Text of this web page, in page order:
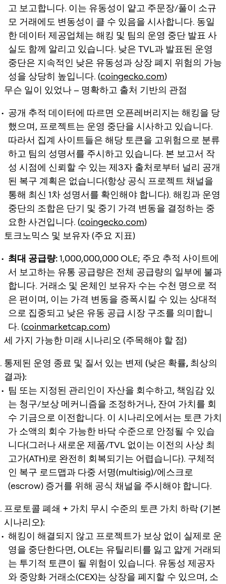
고 보고합니다. 이는 유동성이 얕고 주문장/풀이 소규
모 거래에도 변동성이 클 수 있음을 시사합니다. 동일
한 데이터 제공업체는 해킹 및 팀의 운영 중단 발표 사
실도 함께 알리고 있습니다. 낮은 TVL과 발표된 운영
중단은 지속적인 낮은 유동성과 상장 폐지 위험의 가능
성을 상당히 높입니다. (coingecko.com)
무슨 일이 있었나 – 명확하고 출처 기반의 관점
공개 추적 데이터에 따르면 오픈레버리지는 해킹을 당
했으며, 프로젝트는 운영 중단을 시사하고 있습니다.
따라서 집계 사이트들은 해당 토큰을 고위험으로 분류
하고 팀의 성명서를 주시하고 있습니다. 본 보고서 작
성 시점에 신뢰할 수 있는 제3자 출처로부터 널리 공개
된 복구 계획은 없습니다(항상 공식 프로젝트 채널을
통해 최신 1차 성명서를 확인해야 합니다). 해킹과 운영
중단의 조합은 단기 및 중기 가격 변동을 결정하는 중
요한 사건입니다. (coingecko.com)
토크노믹스 및 보유자 (주요 지표)
최대 공급량:1,000,000,000 OLE; 주요 추적 사이트에
서 보고하는 유통 공급량은 전체 공급량의 일부에 불과
합니다. 거래소 및 온체인 보유자 수는 수천 명으로 적
은 편이며, 이는 가격 변동을 증폭시킬 수 있는 상대적
으로 집중되고 낮은 유동 공급 시장 구조를 의미합니
다. (coinmarketcap.com)
세 가지 가능한 미래 시나리오 (주목해야 할 점)
통제된 운영 종료 및 질서 있는 변제 (낮은 확률, 최상의
결과):
팀 또는 지정된 관리인이 자산을 회수하고, 책임감 있
는 청구/보상 메커니즘을 조정하거나, 잔여 가치를 회
수 기금으로 이전합니다. 이 시나리오에서는 토큰 가치
가 소액의 회수 가능한 바닥 수준으로 안정될 수 있습
니다(그러나 새로운 제품/TVL 없이는 이전의 사상 최
고가(ATH)로 완전히 회복되기는 어렵습니다). 구체적
인 복구 로드맵과 다중 서명(multisig)/에스크로
(escrow) 증거를 위해 공식 채널을 주시해야 합니다.
프로토콜 폐쇄 + 가치 무시 수준의 토큰 가치 하락 (기본
시나리오):
해킹이 해결되지 않고 프로젝트가 보상 없이 실제로 운
영을 중단한다면, OLE는 유틸리티를 잃고 얇게 거래되
는 투기적 토큰이 될 위험이 있습니다. 유동성 제공자
와 중앙화 거래소(CEX)는 상장을 폐지할 수 있으며, 소